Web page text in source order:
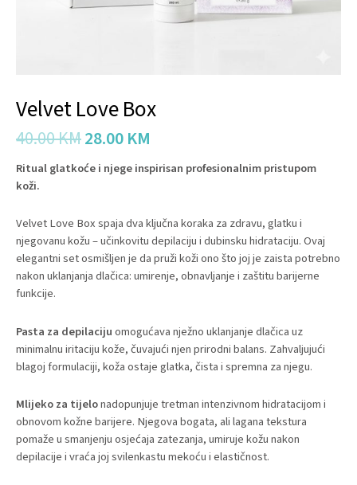
Velvet Love Box
40.00KM28.00KM
Ritual glatkoće i njege inspirisan profesionalnim pristupom
koži.
Velvet Love Box spaja dva ključna koraka za zdravu, glatku i
njegovanu kožu – učinkovitu depilaciju i dubinsku hidrataciju. Ovaj
elegantni set osmišljen je da pruži koži ono što joj je zaista potrebno
nakon uklanjanja dlačica: umirenje, obnavljanje i zaštitu barijerne
funkcije.
Pasta za depilacijuomogućava nježno uklanjanje dlačica uz
minimalnu iritaciju kože, čuvajući njen prirodni balans. Zahvaljujući
blagoj formulaciji, koža ostaje glatka, čista i spremna za njegu.
Mlijeko za tijelonadopunjuje tretman intenzivnom hidratacijom i
obnovom kožne barijere. Njegova bogata, ali lagana tekstura
pomaže u smanjenju osjećaja zatezanja, umiruje kožu nakon
depilacije i vraća joj svilenkastu mekoću i elastičnost.